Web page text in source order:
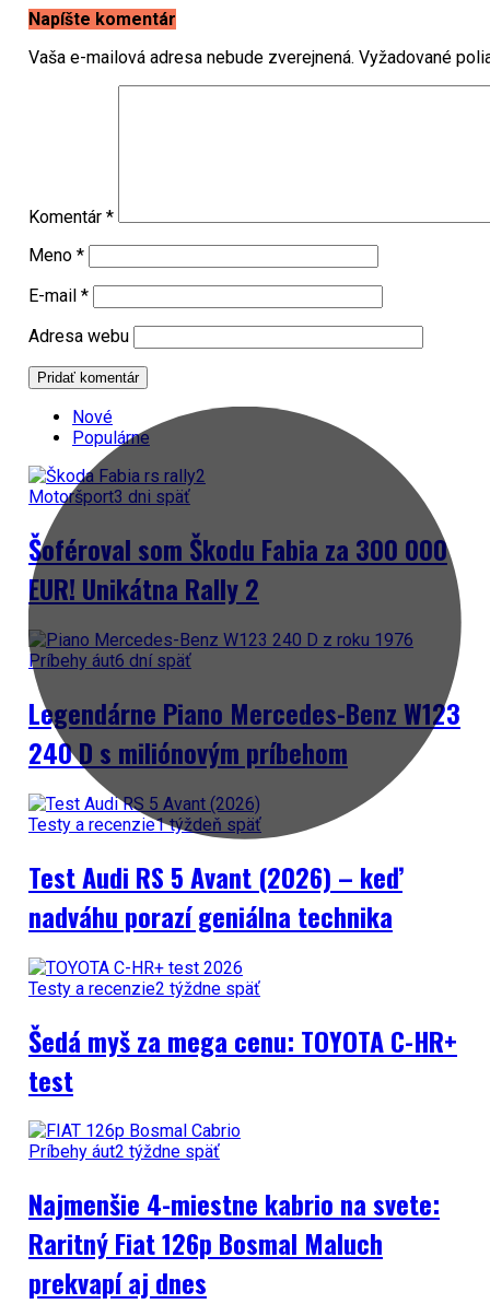
Napíšte komentár
Vaša e-mailová adresa nebude zverejnená. Vyžadované
Komentár *
Meno *
E-mail *
Adresa webu
Nové
Populárne
Motoršport3 dni späť
Šoféroval som Škodu Fabia za 300 000
EUR! Unikátna Rally 2
Príbehy áut6 dní späť
Legendárne Piano Mercedes-Benz W123
240 D s miliónovým príbehom
Testy a recenzie1 týždeň späť
Test Audi RS 5 Avant (2026) – keď
nadváhu porazí geniálna technika
Testy a recenzie2 týždne späť
Šedá myš za mega cenu: TOYOTA C-HR+
test
Príbehy áut2 týždne späť
Najmenšie 4-miestne kabrio na svete:
Raritný Fiat 126p Bosmal Maluch
prekvapí aj dnes